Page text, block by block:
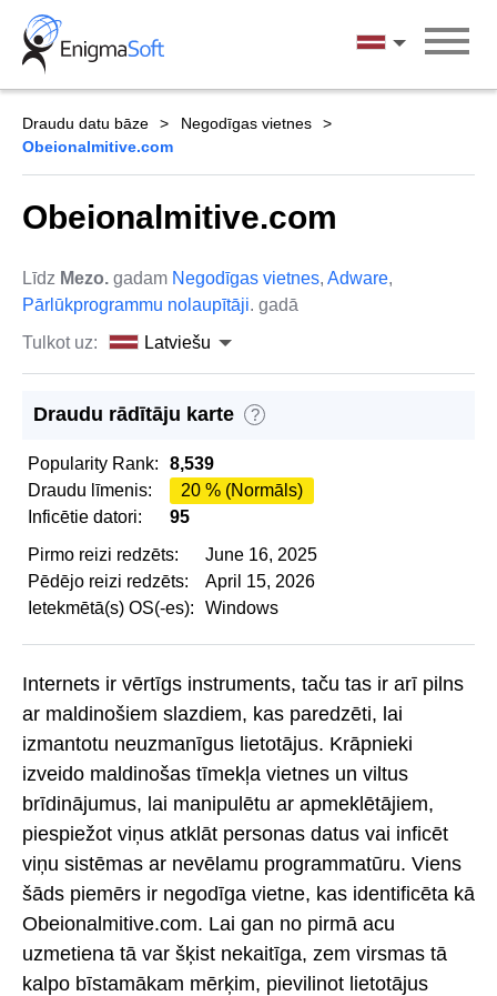
Skip
content
Latviešu
Draudu datu bāze
Negodīgas vietnes
Obeionalmitive.com
Obeionalmitive.com
Līdz Mezo. gadam Negodīgas vietnes, Adware,
Pārlūkprogrammu nolaupītāji. gadā
Tulkot uz:
Latviešu
Draudu rādītāju karte ?
Popularity Rank:
8,539
Draudu līmenis:
20 % (Normāls)
Inficētie datori:
95
Pirmo reizi redzēts:
June 16, 2025
Pēdējo reizi redzēts:
April 15, 2026
Ietekmētā(s) OS(-es):
Windows
Internets ir vērtīgs instruments, taču tas ir arī pilns
ar maldinošiem slazdiem, kas paredzēti, lai
izmantotu neuzmanīgus lietotājus. Krāpnieki
izveido maldinošas tīmekļa vietnes un viltus
brīdinājumus, lai manipulētu ar apmeklētājiem,
piespiežot viņus atklāt personas datus vai inficēt
viņu sistēmas ar nevēlamu programmatūru. Viens
šāds piemērs ir negodīga vietne, kas identificēta kā
Obeionalmitive.com. Lai gan no pirmā acu
uzmetiena tā var šķist nekaitīga, zem virsmas tā
kalpo bīstamākam mērķim, pievilinot lietotājus